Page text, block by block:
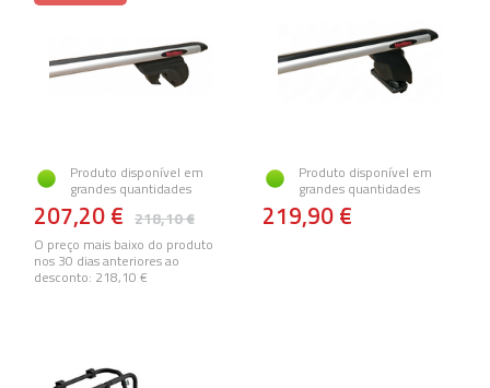
Produto disponível em
grandes quantidades
218,10 €
207,20 €
O preço mais baixo do produto
nos 30 dias anteriores ao
desconto: 218,10 €
Produto disponível em
grandes quantidades
219,90 €